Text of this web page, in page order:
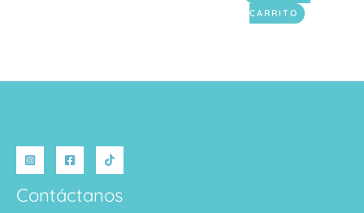
CARRITO
Contáctanos